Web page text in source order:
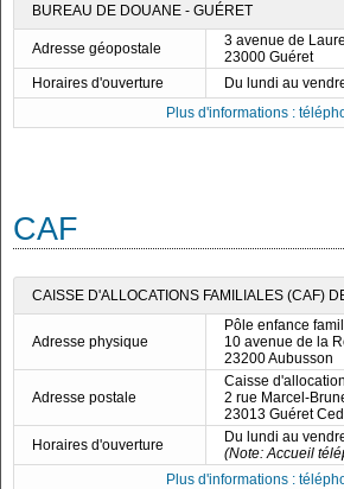
BUREAU DE DOUANE - GUÉRET
Adresse géopostale
3 avenue de Laure
23000 Guéret
Horaires d'ouverture
Du lundi au
Plus d'informations :
CAF
CAISSE D'ALLOCATIONS FAMILIALES (CAF)
Adresse physique
Pôle enfance
10 avenue de la
23200 Aubusson
Adresse postale
Caisse
2 rue Marcel-
23013 Guéret
Horaires d'ouverture
Du lundi au
(Note: Accueil
Plus d'informations :